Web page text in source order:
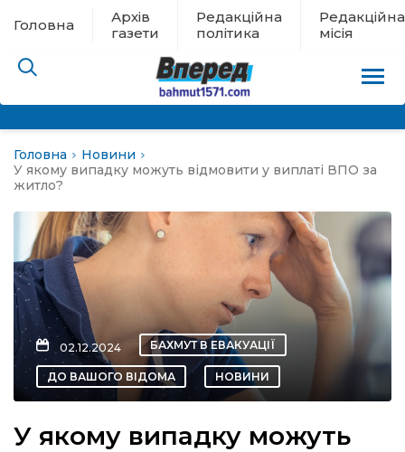
Головна
Архів
газети
Редакційна
політика
Редакційна
місія
евакуації
новини
Головна
Новини
У якому випадку можуть відмовити у виплаті ВПО за
житло?
02.12.2024 БАХМУТ В ЕВАКУАЦІЇ
ДО ВАШОГО ВІДОМА НОВИНИ
У якому випадку можуть